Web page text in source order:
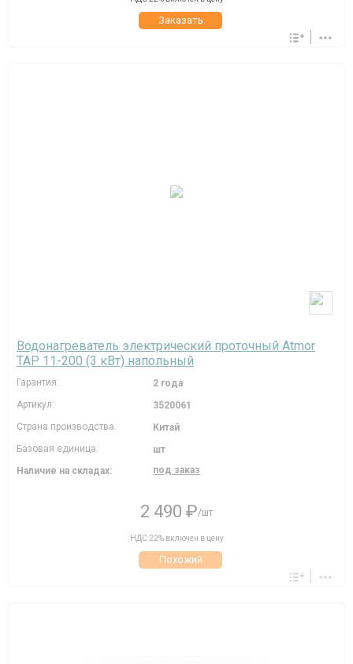
Заказать
Водонагреватель электрический проточный Atmor
TAP 11-200 (3 кВт) напольный
Гарантия:
2 года
Артикул:
3520061
Страна производства:
Китай
Базовая единица:
шт
Наличие на складах:
под заказ
2 490 ₽/шт
НДС 22% включен в цену
Похожий